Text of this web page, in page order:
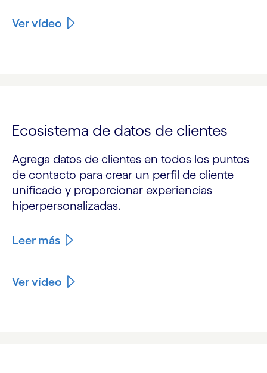
Ver vídeo
Ecosistema de datos de clientes
Agrega datos de clientes en todos los puntos
de contacto para crear un perfil de cliente
unificado y proporcionar experiencias
hiperpersonalizadas.
Leer más
Ver vídeo